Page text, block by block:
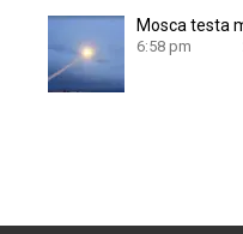
Mosca testa
6:58 pm